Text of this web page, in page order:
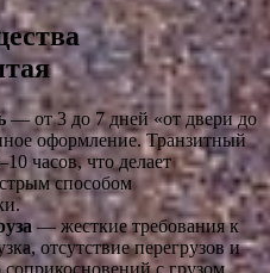
— от 3 до 7 дней «от двери до
оформление. Транзитный
часов, что делает
способом
— жесткие требования к
отсутствие перегрузов и
с грузом